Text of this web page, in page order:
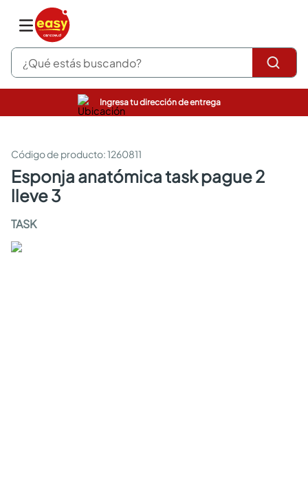
¿Qué estás buscando?
Ingresa tu dirección de entrega
:1260811
esponja anatómica task pague 2
lleve 3
TASK
pinturas
sanitarios
comedor
escritorio
armarios closet
comedores